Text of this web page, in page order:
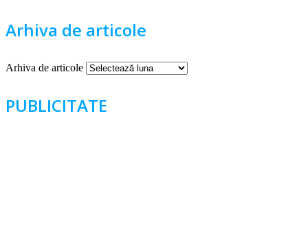
Arhiva de articole
Arhiva de articole
PUBLICITATE